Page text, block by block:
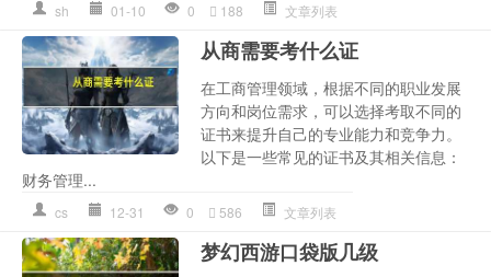
sh 01-10 0 188 文章列表
从商需要考什么证
在工商管理领域，根据不同的职业发展
方向和岗位需求，可以选择考取不同的
证书来提升自己的专业能力和竞争力。
以下是一些常见的证书及其相关信息：
财务管理...
cs 12-31 0 586 文章列表
梦幻西游口袋版几级